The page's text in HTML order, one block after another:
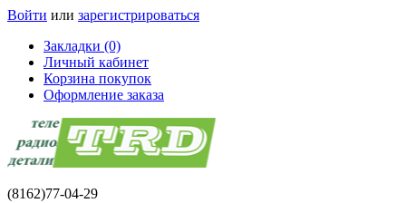
Войти или зарегистрироваться
Закладки (0)
Личный кабинет
Корзина покупок
Оформление заказа
(8162)77-04-29